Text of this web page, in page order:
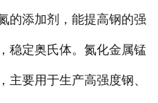
的添加剂，能提高钢的强
稳定奥氏体。氮化金属锰
主要用于生产高强度钢、